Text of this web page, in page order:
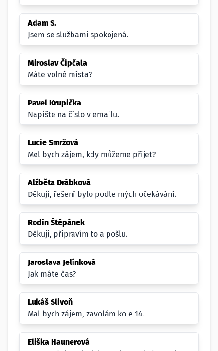
Adam S.
Jsem se službami spokojená.
Miroslav Čipčala
Máte volné místa?
Pavel Krupička
Napište na číslo v emailu.
Lucie Smržová
Mel bych zájem, kdy můžeme přijet?
Alžběta Drábková
Děkuji, řešení bylo podle mých očekávání.
Rodin Štěpánek
Děkuji, připravím to a pošlu.
Jaroslava Jelínková
Jak máte čas?
Lukáš Slivoň
Mal bych zájem, zavolám kole 14.
Eliška Haunerová